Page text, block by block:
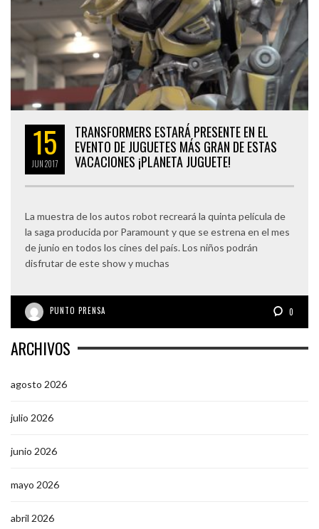
15
JUN2017
TRANSFORMERS ESTARÁ PRESENTE EN EL
EVENTO DE JUGUETES MÁS GRAN DE ESTAS
VACACIONES ¡PLANETA JUGUETE!
La muestra de los autos robot recreará la quinta película de
la saga producida por Paramount y que se estrena en el mes
de junio en todos los cines del país. Los niños podrán
disfrutar de este show y muchas
PUNTO PRENSA 0
ARCHIVOS
agosto 2026
julio 2026
junio 2026
mayo 2026
abril 2026